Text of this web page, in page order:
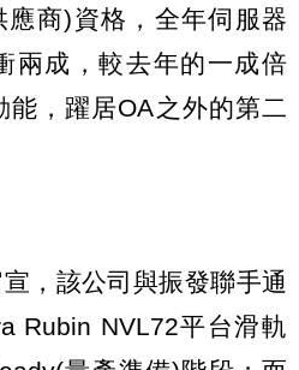
應商)資格，全年伺服器
兩成，較去年的一成倍
能，躍居OA之外的第二
，該公司與振發聯手通
Rubin NVL72平台滑軌